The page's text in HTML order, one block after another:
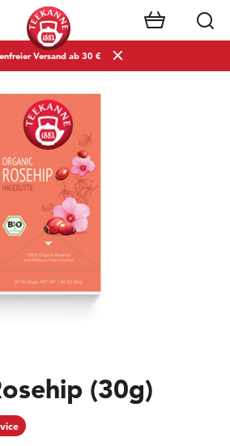
öffnen
Versand ab 30 €
(30g)